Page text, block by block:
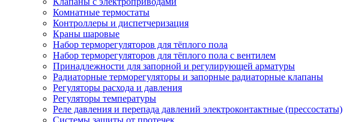
Комнатные термостаты
Контроллеры и диспетчеризация
Краны шаровые
Набор терморегуляторов для тёплого пола
Набор терморегуляторов для тёплого пола с вентилем
Принадлежности для запорной и регулирующей арматуры
Радиаторные терморегуляторы и запорные радиаторные клапаны
Регуляторы расхода и давления
Регуляторы температуры
Реле давления и перепада давлений электроконтактные (прессостаты)
Системы защиты от протечек